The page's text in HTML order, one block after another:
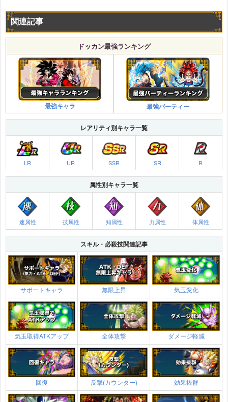
関連記事
ドッカン最強ランキング
最強キャラ 最強パーティー
レアリティ別キャラ一覧
LR UR SSR SR R
属性別キャラ一覧
速属性 技属性 知属性 力属性 体属性
スキル・必殺技関連記事
サポートキャラ 無限上昇 気玉変化
気玉取得ATKアップ 全体攻撃 ダメージ軽減
回復 反撃(カウンター) 効果抜群